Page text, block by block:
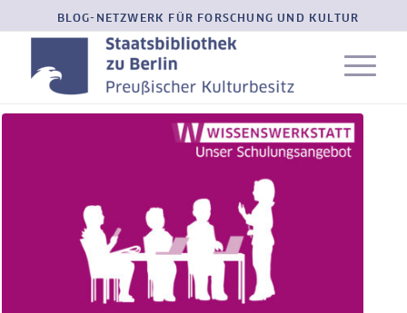
BLOG-NETZWERK FÜR FORSCHUNG UND KULTUR